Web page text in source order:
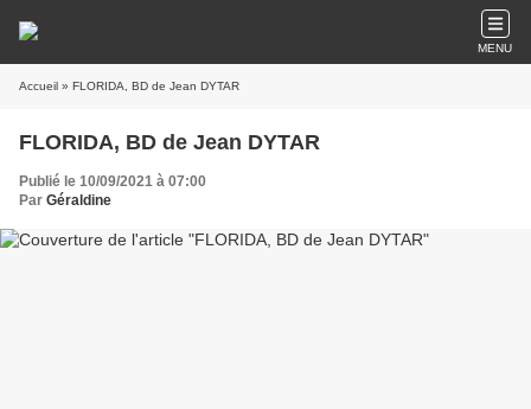
MENU
Accueil » FLORIDA, BD de Jean DYTAR
FLORIDA, BD de Jean DYTAR
Publié le 10/09/2021 à 07:00
Par Géraldine